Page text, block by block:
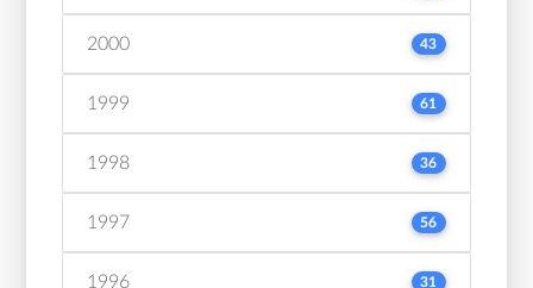
2000 43
1999 61
1998 36
1997 56
1996 31